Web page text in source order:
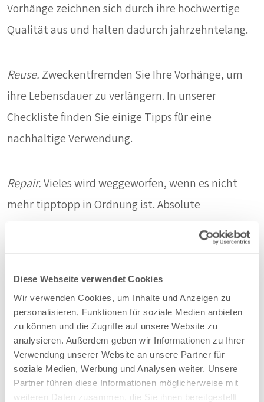
Diese Webseite verwendet Cookies
Wir verwenden Cookies, um Inhalte und Anzeigen zu
personalisieren, Funktionen für soziale Medien anbieten
zu können und die Zugriffe auf unsere Website zu
analysieren. Außerdem geben wir Informationen zu Ihrer
Verwendung unserer Website an unsere Partner für
soziale Medien, Werbung und Analysen weiter. Unsere
Partner führen diese Informationen möglicherweise mit
weiteren Daten zusammen, die Sie ihnen bereitgestellt
Vorhänge zeichnen sich durch ihre hochwertige
Qualität aus und halten dadurch jahrzehntelang.
Reuse. Zweckentfremden Sie Ihre Vorhänge, um
ihre Lebensdauer zu verlängern. In unserer
Checkliste finden Sie einige Tipps für eine
nachhaltige Verwendung.
Repair.Vieles wird weggeworfen, wenn es nicht
mehr tipptopp in Ordnung ist. Absolute
Verschwendung! Häufig können Mängel durch
Reparaturen behoben werden, damit Sie noch
Recycle.Die Verwendung von Abfallströmen und
gebrauchten Vorhängen als Rohstoffe für die
Herstellung von neuen Produkten.